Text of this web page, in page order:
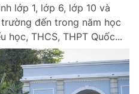
Tin 24h
Tin 360
lớp 1, lớp 6, lớp 10 và
đến trong năm học
học, THCS, THPT Quốc...